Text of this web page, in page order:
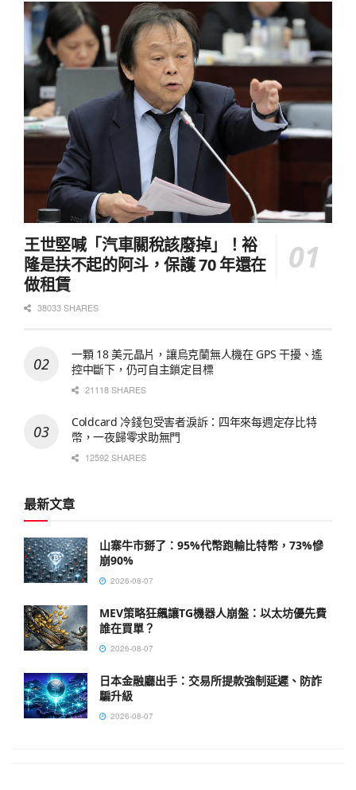
王世堅喊「汽車關稅該廢掉」！裕
隆是扶不起的阿斗，保護 70 年還在
做租賃
38033 SHARES
一顆 18 美元晶片，讓烏克蘭無人機在 GPS 干擾、遙
控中斷下，仍可自主鎖定目標
21118 SHARES
Coldcard 冷錢包受害者淚訴：四年來每週定存比特
幣，一夜歸零求助無門
12592 SHARES
最新文章
山寨牛市掰了：95%代幣跑輸比特幣，73%慘
崩90%
2026-08-07
MEV策略狂飆讓TG機器人崩盤：以太坊優先費
誰在買單？
2026-08-07
日本金融廳出手：交易所提款強制延遲、防詐
騙升級
2026-08-07